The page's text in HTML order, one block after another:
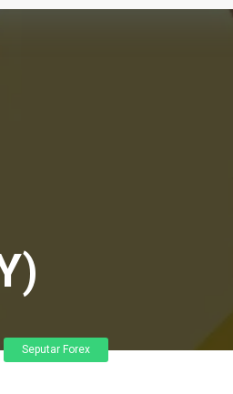
Seputar Forex